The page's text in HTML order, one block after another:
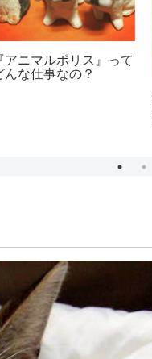
アニマルポリス』って
んな仕事なの？